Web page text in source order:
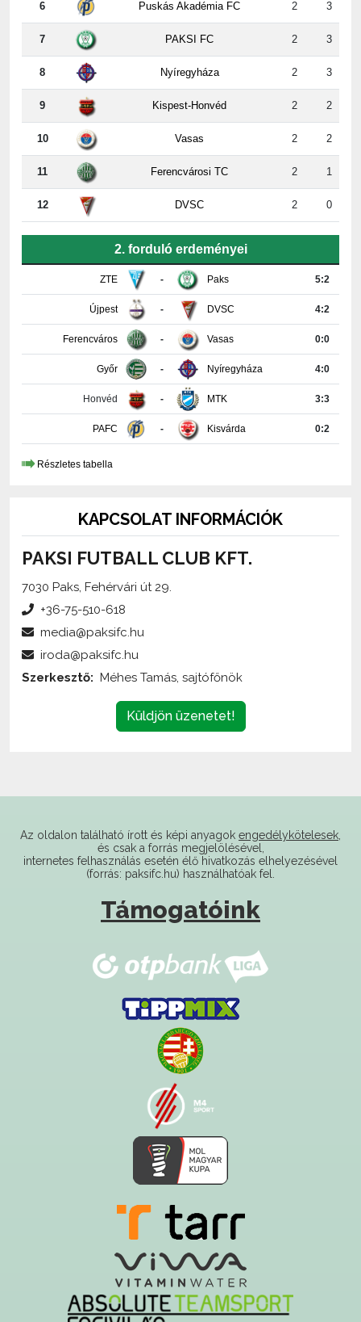
6 Puskás Akadémia FC 2 3
7 PAKSI FC 2 3
8 Nyíregyháza 2 3
9 Kispest-Honvéd 2 2
10 Vasas 2 2
11 Ferencvárosi TC 2 1
12 DVSC 2 0
2. forduló erdeményei
ZTE - Paks 5:2
Újpest - DVSC 4:2
Ferencváros - Vasas 0:0
Győr - Nyíregyháza 4:0
Honvéd - MTK 3:3
PAFC - Kisvárda 0:2
Részletes tabella
KAPCSOLAT INFORMÁCIÓK
PAKSI FUTBALL CLUB KFT.
7030 Paks, Fehérvári út 29.
+36-75-510-618
media@paksifc.hu
iroda@paksifc.hu
Szerkesztő: Méhes Tamás, sajtófőnök
Küldjön üzenetet!
Az oldalon található írott és képi anyagok engedélykötelesek
és csak a forrás megjelölésével,
internetes felhasználás esetén élő hivatkozás elhelyezésével
(forrás: paksifc.hu) használhatóak fel.
Támogatóink